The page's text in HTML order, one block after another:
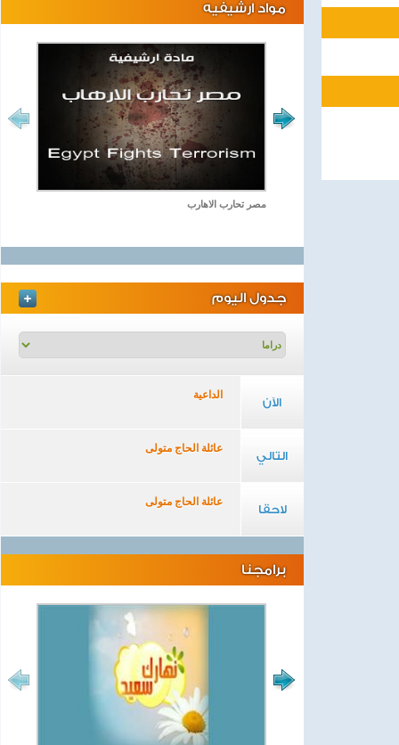
مواد ارشيفيه
مصر تحارب الاهارب
جدول اليوم
الآن
الداعية
التالي
عائلة الحاج متولى
لاحقا
عائلة الحاج متولى
برامجنا